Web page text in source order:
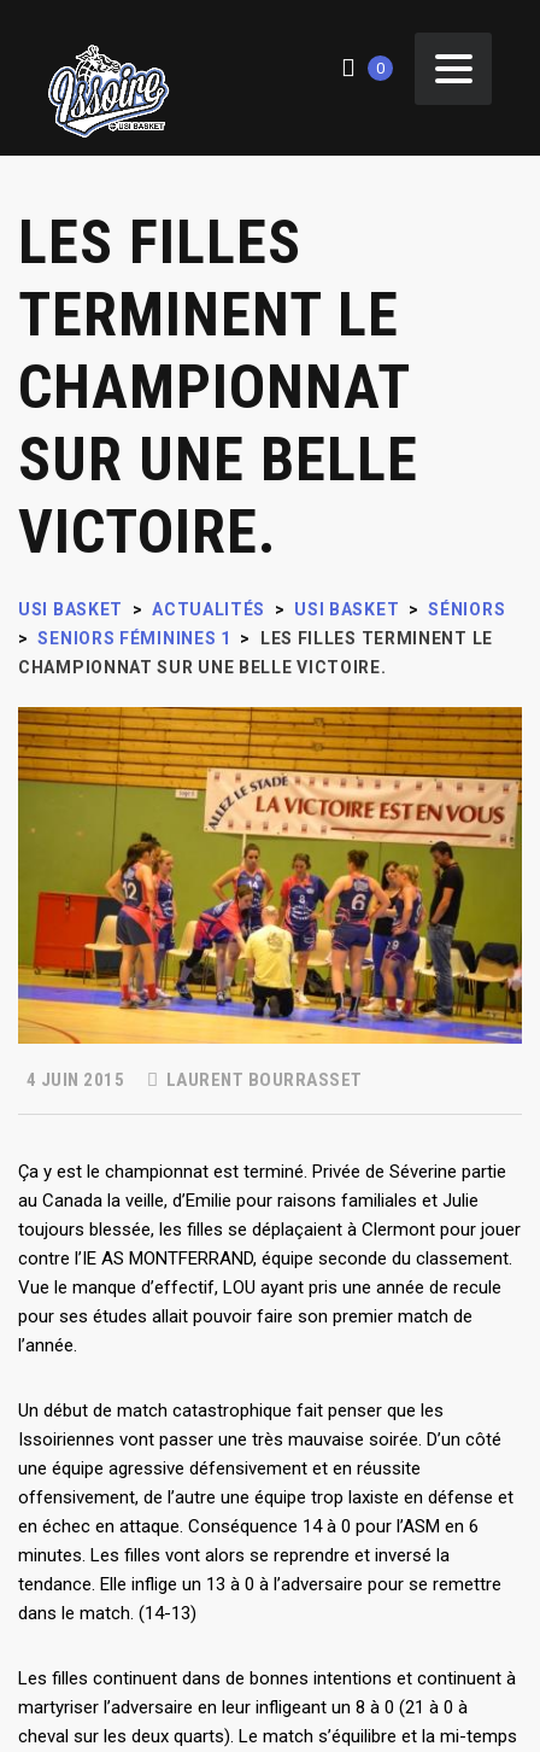
0
LES FILLES
TERMINENT LE
CHAMPIONNAT
SUR UNE BELLE
VICTOIRE.
USI BASKET > ACTUALITÉS > USI BASKET > SÉNIORS
> SENIORS FÉMININES 1 >
LES FILLES TERMINENT LE
CHAMPIONNAT SUR UNE BELLE VICTOIRE.
4 JUIN 2015 LAURENT BOURRASSET
Ça y est le championnat est terminé. Privée de Séverine partie
au Canada la veille, d’Emilie pour raisons familiales et Julie
toujours blessée, les filles se déplaçaient à Clermont pour jouer
contre l’IE AS MONTFERRAND, équipe seconde du classement.
Vue le manque d’effectif, LOU ayant pris une année de recule
pour ses études allait pouvoir faire son premier match de
l’année.
Un début de match catastrophique fait penser que les
Issoiriennes vont passer une très mauvaise soirée. D’un côté
une équipe agressive défensivement et en réussite
offensivement, de l’autre une équipe trop laxiste en défense et
en échec en attaque. Conséquence 14 à 0 pour l’ASM en 6
minutes. Les filles vont alors se reprendre et inversé la
tendance. Elle inflige un 13 à 0 à l’adversaire pour se remettre
dans le match. (14-13)
Les filles continuent dans de bonnes intentions et continuent à
martyriser l’adversaire en leur infligeant un 8 à 0 (21 à 0 à
cheval sur les deux quarts). Le match s’équilibre et la mi-temps